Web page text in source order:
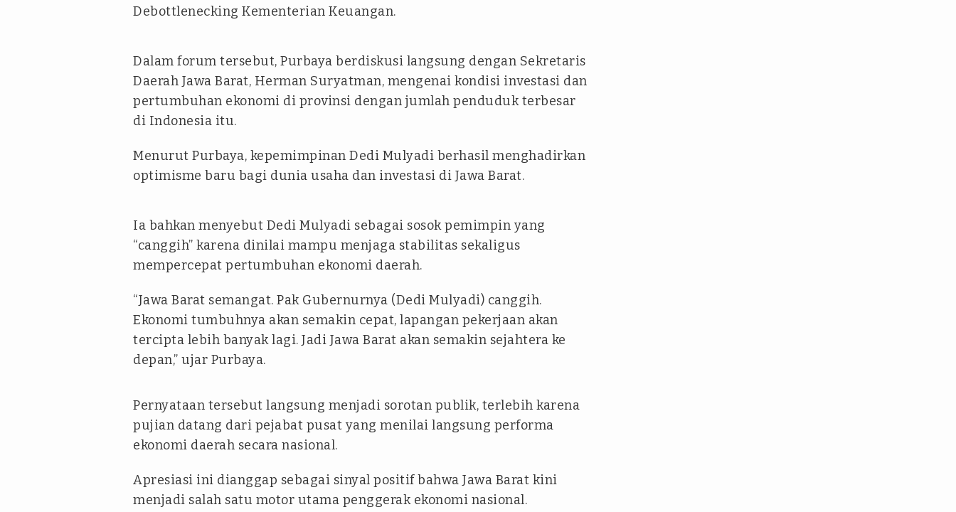
Debottlenecking Kementerian Keuangan.
Dalam forum tersebut, Purbaya berdiskusi langsung dengan Sekretaris
Daerah Jawa Barat, Herman Suryatman, mengenai kondisi investasi dan
pertumbuhan ekonomi di provinsi dengan jumlah penduduk terbesar
di Indonesia itu.
Menurut Purbaya, kepemimpinan Dedi Mulyadi berhasil menghadirkan
optimisme baru bagi dunia usaha dan investasi di Jawa Barat.
Ia bahkan menyebut Dedi Mulyadi sebagai sosok pemimpin yang
“canggih” karena dinilai mampu menjaga stabilitas sekaligus
mempercepat pertumbuhan ekonomi daerah.
“Jawa Barat semangat. Pak Gubernurnya (Dedi Mulyadi) canggih.
Ekonomi tumbuhnya akan semakin cepat, lapangan pekerjaan akan
tercipta lebih banyak lagi. Jadi Jawa Barat akan semakin sejahtera ke
depan,” ujar Purbaya.
Pernyataan tersebut langsung menjadi sorotan publik, terlebih karena
pujian datang dari pejabat pusat yang menilai langsung performa
ekonomi daerah secara nasional.
Apresiasi ini dianggap sebagai sinyal positif bahwa Jawa Barat kini
menjadi salah satu motor utama penggerak ekonomi nasional.